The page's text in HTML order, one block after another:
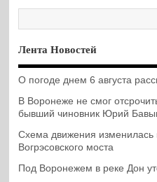
Лента Новостей
О погоде днем 6 августа
В Воронеже не смог
бывший чиновник Юрий
Схема движения изменилась
Вогрэсовского моста
Под Воронежем в реке Дон